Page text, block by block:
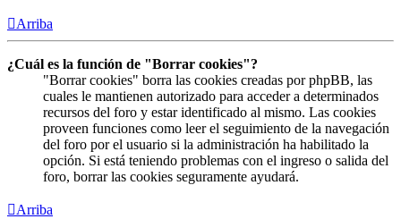
Arriba
¿Cuál es la función de "Borrar cookies"?
"Borrar cookies" borra las cookies creadas por phpBB, las
cuales le mantienen autorizado para acceder a determinados
recursos del foro y estar identificado al mismo. Las cookies
proveen funciones como leer el seguimiento de la navegación
del foro por el usuario si la administración ha habilitado la
opción. Si está teniendo problemas con el ingreso o salida del
foro, borrar las cookies seguramente ayudará.
Arriba